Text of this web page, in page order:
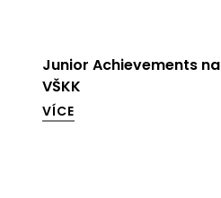
Junior Achievements na
VŠKK
VÍCE